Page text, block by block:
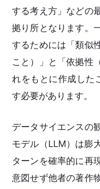
する考え方」などの
拠り所となります。
するためには「類似
こと）」と「依拠性
れをもとに作成した
す必要があります。
データサイエンスの
モデル（LLM）は膨
ターンを確率的に再
意図せず他者の著作